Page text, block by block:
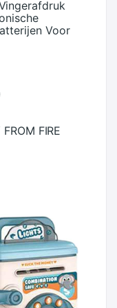
Voor
FIRE